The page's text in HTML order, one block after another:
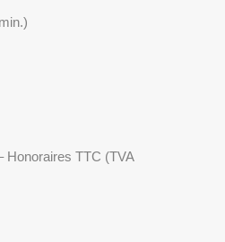
Honoraires TTC (TVA